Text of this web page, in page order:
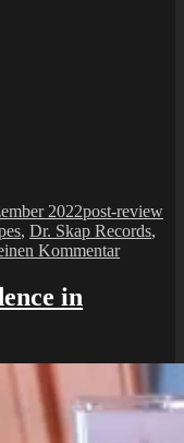
2022post-review
, Dr. Skap Records,
Kommentarzu
(europe)
in